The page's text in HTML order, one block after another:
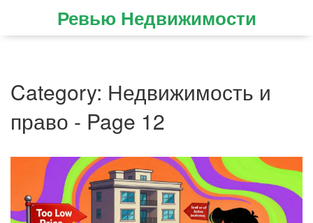
Ревью Недвижимости
Category: Недвижимость и
право - Page 12